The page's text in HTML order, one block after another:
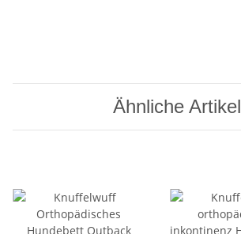
Ähnliche Artikel